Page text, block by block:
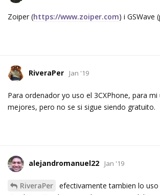
Zoiper (https://www.zoiper.com) i GSWave
RiveraPer Jan '19
Para ordenador yo uso el 3CXPhone, para mi
mejores, pero no se si sigue siendo gratuito.
alejandromanuel22 Jan '19
RiveraPer
efectivamente tambien lo uso